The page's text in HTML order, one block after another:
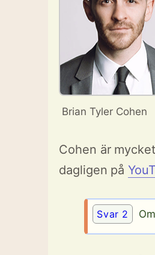
Brian Tyler Cohen
Cohen är
dagligen på
Svar 2